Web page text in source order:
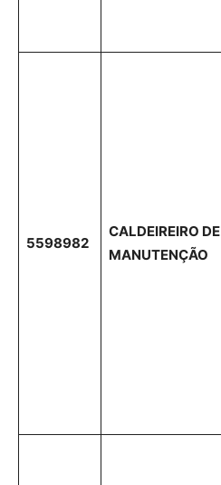
5598982
CALDEIREIRO DE
MANUTENÇÃO